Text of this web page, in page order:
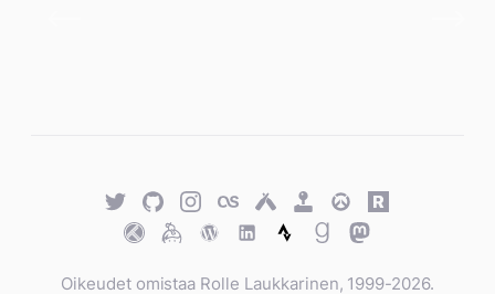
TwitterGitHubTwitterLast.fmUntappd
Retro
Achievements
Overwatch
Rawg.io
TraktKeybaseWordPress
WordPress
StravaGoodreads
Mastodon
Oikeudet omistaa Rolle Laukkarinen, 1999-2026.